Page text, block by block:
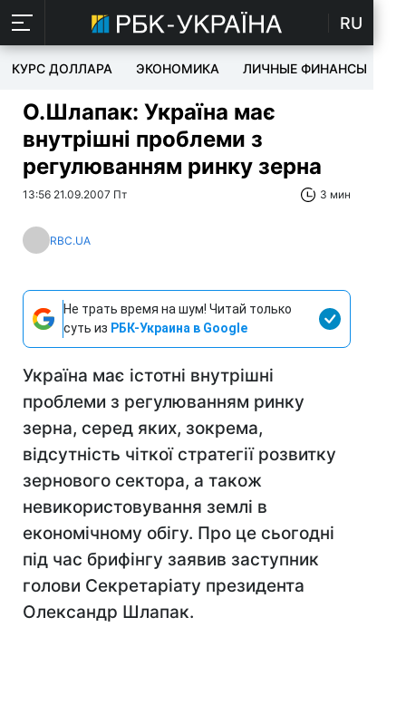
RU
КУРС ДОЛЛАРА ЭКОНОМИКА ЛИЧНЫЕ ФИНАНСЫ
О.Шлапак: Україна має
внутрішні проблеми з
регулюванням ринку зерна
13:56 21.09.2007 Пт 3 мин
RBC.UA
Не трать время на шум! Читай только
суть из РБК-Украина в Google
Україна має істотні внутрішні
проблеми з регулюванням ринку
зерна, серед яких, зокрема,
відсутність чіткої стратегії розвитку
зернового сектора, а також
невикористовування землі в
економічному обігу. Про це сьогодні
під час брифінгу заявив заступник
голови Секретаріату президента
Олександр Шлапак.